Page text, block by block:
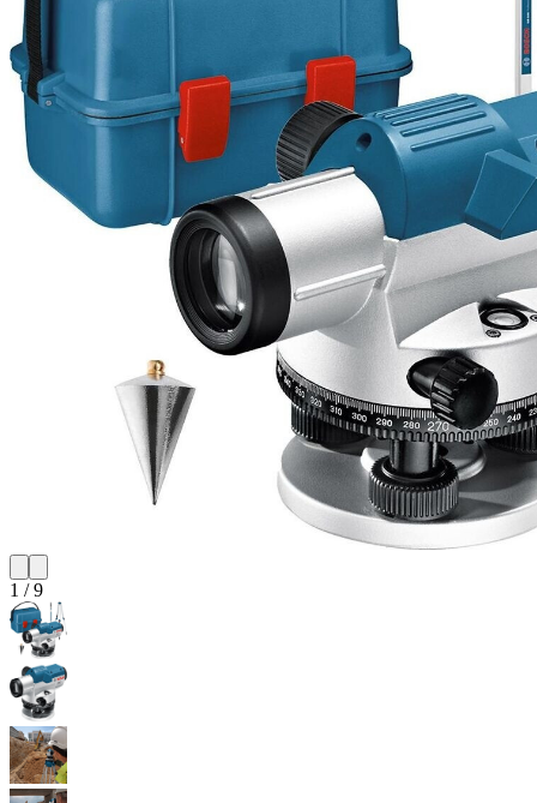
1 /9